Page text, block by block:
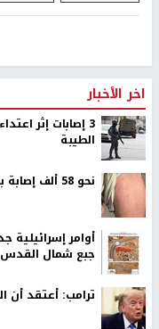
اخر الأخبار
‏3 إصابات إثر
الطيبة
نحو 58 ألف إصابة بجدري الماء في قطاع غزة منذ بداية العام
أوامر إسرائيلية
جبع شمال القدس
ترامب: أعتقد أن